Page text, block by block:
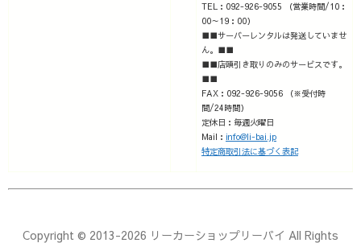
TEL：092-926-9055 （営業時間/10：
00～19：00）
■■サーバーレンタルは発送していませ
ん。■■
■■店頭引き取りのみのサービスです。
■■
FAX：092-926-9056 （※受付時
間/24時間）
定休日：毎週火曜日
Mail： info@li-bai.jp
特定商取引法に基づく表記
Copyright © 2013-2026 リーカーショップリーバイ All Rights